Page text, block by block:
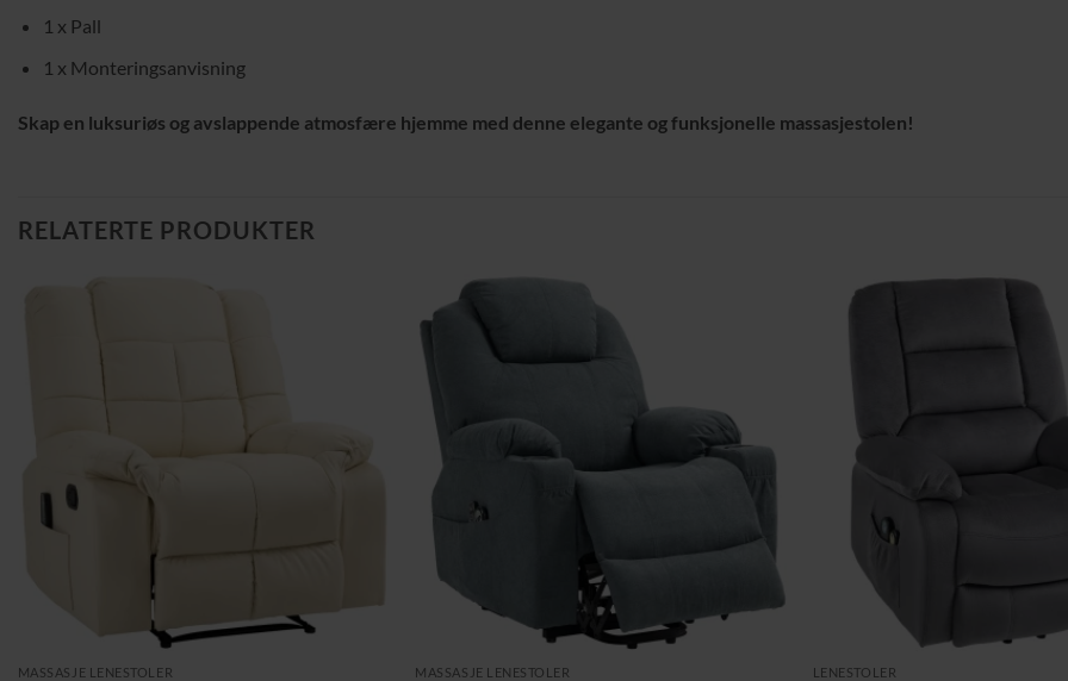
1 x Pall
1 x Monteringsanvisning
Skap en luksuriøs og avslappende atmosfære hjemme med denne elegante og funksjonelle massasjestolen!
RELATERTE PRODUKTER
MASSASJE LENESTOLER MASSASJE LENESTOLER LENESTOLER